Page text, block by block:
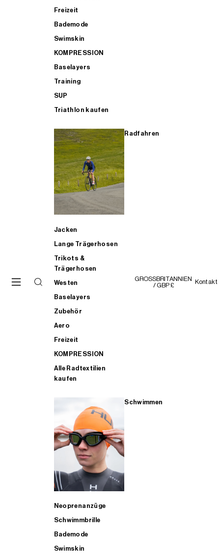
Freizeit
Bademode
Swimskin
KOMPRESSION
Baselayers
Training
SUP
Triathlon kaufen
Radfahren
Jacken
Lange Trägerhosen
Trikots &
Trägerhosen
Westen
Baselayers
Zubehör
Aero
Freizeit
KOMPRESSION
Alle Radtextilien
kaufen
Schwimmen
Neoprenanzüge
Schwimmbrille
Bademode
Swimskin
GROSSBRITANNIEN
/ GBP £
Kontakt